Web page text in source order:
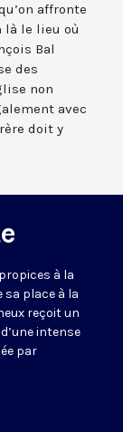
affronte
là le lieu où
Bal
des
non
avec
doit y
à la
sa place à la
reçoit un
intense
par